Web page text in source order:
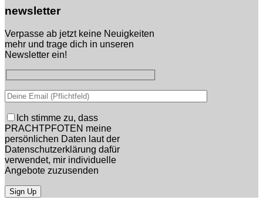
newsletter
Verpasse ab jetzt keine Neuigkeiten
mehr und trage dich in unseren
Newsletter ein!
Ich stimme zu, dass
PRACHTPFOTEN meine
persönlichen Daten laut der
Datenschutzerklärung dafür
verwendet, mir individuelle
Angebote zuzusenden